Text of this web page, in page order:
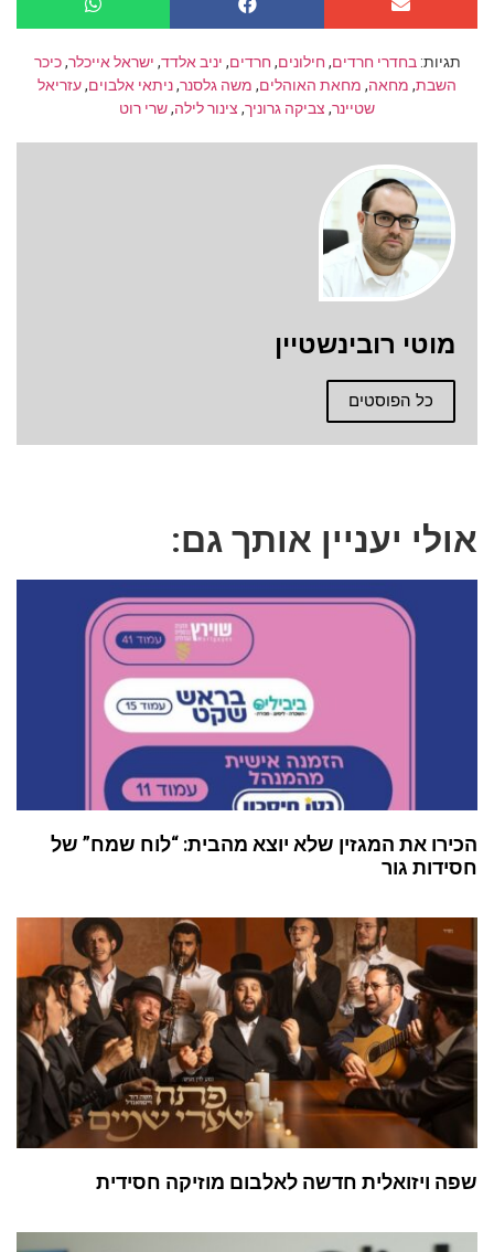
תגיות: בחדרי חרדים, חילונים, חרדים, יניב אלדד, ישראל אייכלר,כיכר
השבת, מחאה, מחאת האוהלים, משה גלסנר,ניתאי אלבוים,עזריאל
שטיינר, צביקה גרוניך, צינור לילה,שרי רוט
מוטי רובינשטיין
כל הפוסטים
אולי יעניין אותך גם:
הכירו את המגזין שלא יוצא מהבית: “לוח שמח” של
חסידות גור
שפה ויזואלית חדשה לאלבום מוזיקה חסידית